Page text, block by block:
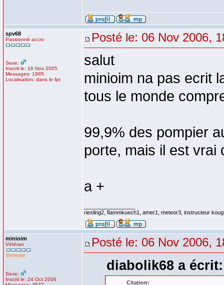
spv68
Passionné accro
Sexe:
Inscrit le: 16 Nov 2005
Messages: 1885
Localisation: dans le fpt
Posté le: 06 Nov 2006,
salut
minioim na pas ecrit
tous le monde
99,9% des pompier
porte, mais il est vrai
a +
riesling2, flammkuech1, amer1, meteor3, instructeur
minioim
Vétéran
Sexe:
Inscrit le: 24 Oct 2006
Posté le: 06 Nov 2006,
diabolik68 a écrit:
Citation: